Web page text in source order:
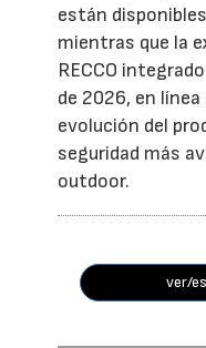
están
mientras que la
RECCO
de 2026, en
evolución del
seguridad más
outdoor.
ver/